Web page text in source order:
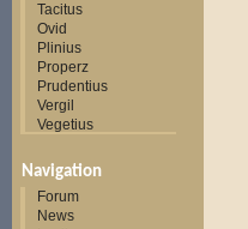
Tacitus
Ovid
Plinius
Properz
Prudentius
Vergil
Vegetius
Navigation
Forum
News